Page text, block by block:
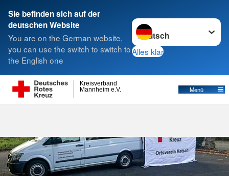
Sie befinden sich auf der
deutschen Website
You are on the German website,
you can use the switch to switch to
the English one
Sprache wechseln zu
Alles klar
Mannheim e.V.
Kreisverband
Menü
Suche